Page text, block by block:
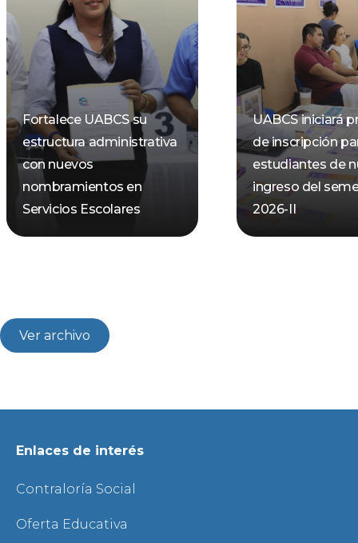
Fortalece UABCS su
estructura administrativa
con nuevos
nombramientos en
Servicios Escolares
UABCS iniciará
de inscripción
estudiantes de
ingreso del
2026-II
Ver archivo
Enlaces de interés
Contraloría Social
Oferta Educativa